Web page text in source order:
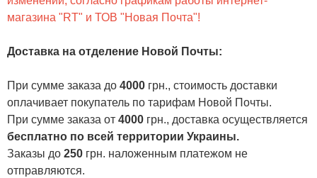
магазина "RT" и ТОВ "Новая Почта"!
Доставка на отделение Новой Почты:
При сумме заказа до 4000 грн., стоимость доставки
оплачивает покупатель по тарифам Новой Почты.
При сумме заказа от 4000 грн., доставка осуществляется
бесплатно по всей территории Украины.
Заказы до 250 грн. наложенным платежом не
отправляются.